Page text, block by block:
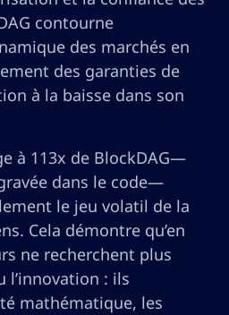
contourne
des marchés en
des garanties de
à la baisse dans son
à 113x de BlockDAG—
dans le code—
le jeu volatil de la
Cela démontre qu’en
ne recherchent plus
l’innovation : ils
mathématique, les